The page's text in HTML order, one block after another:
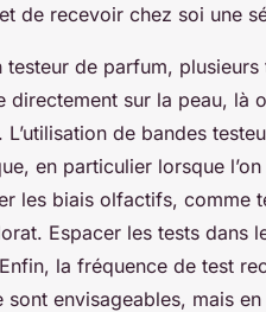
de recevoir chez soi une
de parfum, plusieurs
directement sur la peau, là
de bandes
en particulier lorsque
les biais olfactifs, comme
Espacer les tests dans
la fréquence de test
envisageables, mais